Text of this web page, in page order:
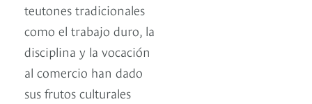
teutones tradicionales
como el trabajo duro, la
disciplina y la vocación
al comercio han dado
sus frutos culturales